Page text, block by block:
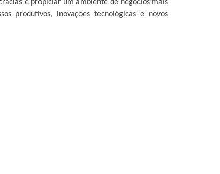
e propiciar um ambiente de negócios mais
produtivos, inovações tecnológicas e novos